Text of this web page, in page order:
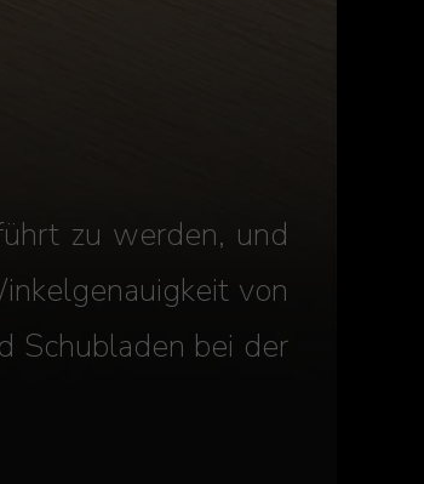
zu werden, und
von
Schubladen bei der